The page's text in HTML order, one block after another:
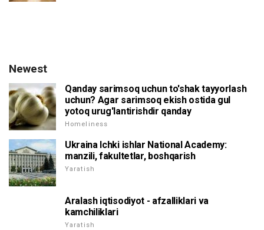
Newest
Qanday sarimsoq uchun to'shak tayyorlash
uchun? Agar sarimsoq ekish ostida gul
yotoq urug'lantirishdir qanday
Homeliness
Ukraina Ichki ishlar National Academy:
manzili, fakultetlar, boshqarish
Yaratish
Aralash iqtisodiyot - afzalliklari va
kamchiliklari
Yaratish